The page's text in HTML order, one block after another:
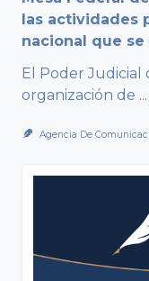
las actividades
nacional que
El Poder Judicial
organización de ...
Agencia De